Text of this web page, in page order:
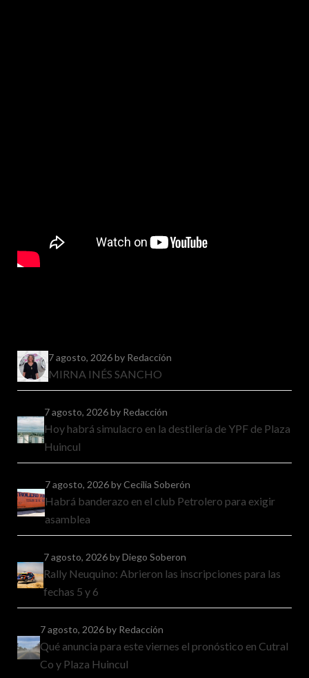
7 agosto, 2026by Redacción
MIRNA INÉS SANCHO
7 agosto, 2026by Redacción
Hoy habrá simulacro en la destilería de YPF de Plaza
Huincul
7 agosto, 2026by Cecilia Soberón
Habrá banderazo en el club Petrolero para exigir
asamblea
7 agosto, 2026by Diego Soberon
Rally Neuquino: Abrieron las inscripciones para las
fechas 5 y 6
7 agosto, 2026by Redacción
Qué anuncia para este viernes el pronóstico en Cutral
Co y Plaza Huincul